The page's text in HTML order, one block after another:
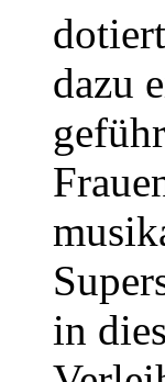
dazu
in